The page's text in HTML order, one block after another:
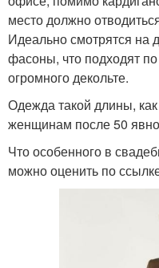
место должно
Идеально смотрятся на
фасоны, что подходят
огромного декольте.
Одежда такой длины,
женщинам после 50
Что особенного в
можно оценить по